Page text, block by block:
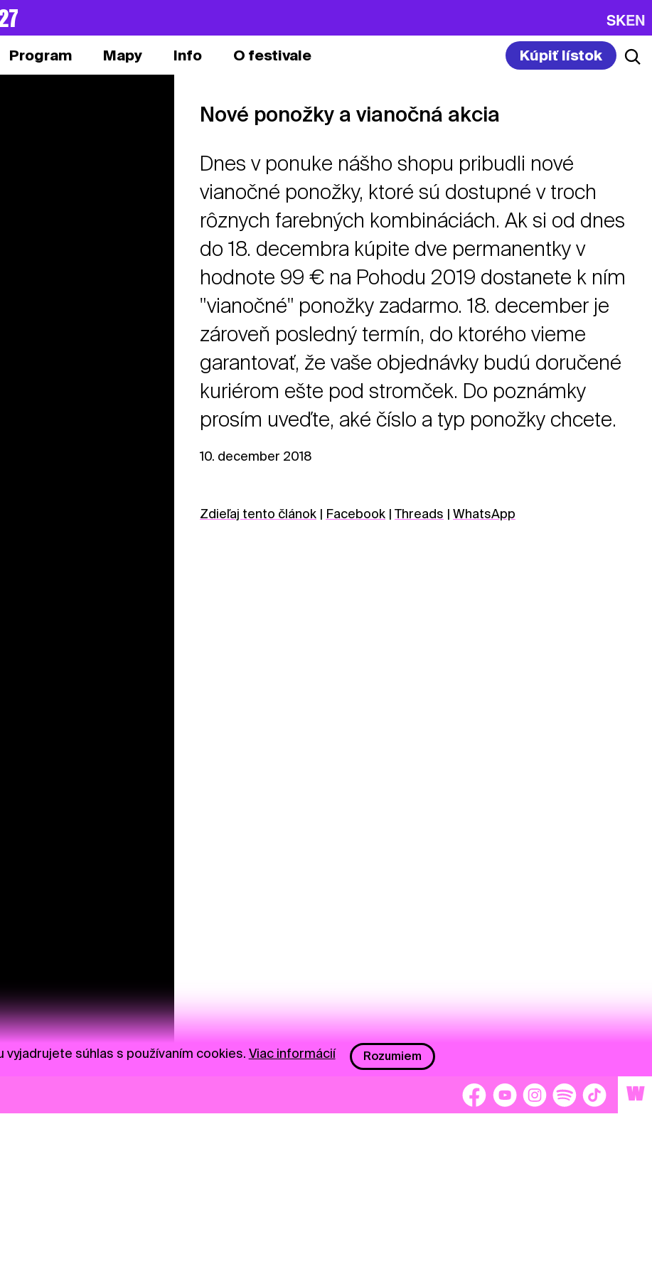
SKEN
Program Mapy Info O festivale Kúpiť lístok
Nové ponožky a vianočná akcia
Dnes v ponuke nášho shopu pribudli nové
vianočné ponožky, ktoré sú dostupné v troch
rôznych farebných kombináciách. Ak si od dnes
do 18. decembra kúpite dve permanentky v
hodnote 99 € na Pohodu 2019 dostanete k ním
"vianočné" ponožky zadarmo. 18. december je
zároveň posledný termín, do ktorého vieme
garantovať, že vaše objednávky budú doručené
kuriérom ešte pod stromček. Do poznámky
prosím uveďte, aké číslo a typ ponožky chcete.
10. december 2018
Zdieľaj tento článok | Facebook | Threads | WhatsApp
W
vyjadrujete súhlas s používaním cookies. Viac informácií Rozumiem